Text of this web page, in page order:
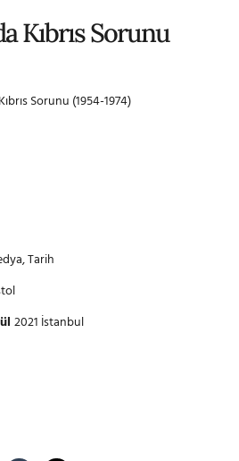
Kıbrıs Sorunu
Sorunu (1954-1974)
Tarih
2021 İstanbul